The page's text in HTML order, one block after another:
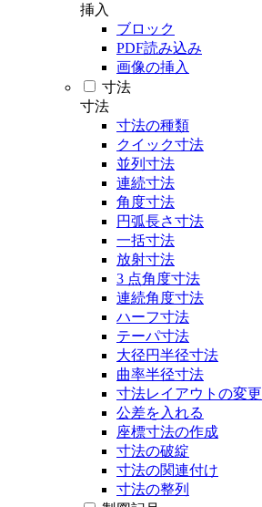
挿入
ブロック
PDF読み込み
画像の挿入
寸法
寸法
寸法の種類
クイック寸法
並列寸法
連続寸法
角度寸法
円弧長さ寸法
一括寸法
放射寸法
3 点角度寸法
連続角度寸法
ハーフ寸法
テーパ寸法
大径円半径寸法
曲率半径寸法
寸法レイアウトの変更
公差を入れる
座標寸法の作成
寸法の破綻
寸法の関連付け
寸法の整列